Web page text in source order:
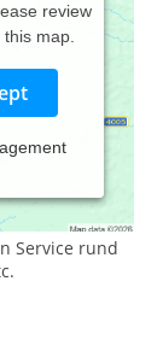
review
map.
für
Service rund